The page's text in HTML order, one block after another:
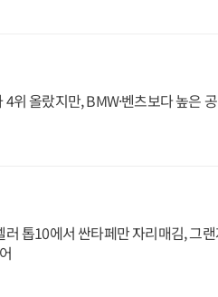
위 올랐지만, BMW·벤츠보다 높은
톱10에서 싼타페만 자리매김, 그랜